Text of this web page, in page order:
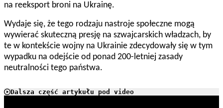
na reeksport broni na Ukrainę.
Wydaje się, że tego rodzaju nastroje społeczne mogą
wywierać skuteczną presję na szwajcarskich władzach, by
te w kontekście wojny na Ukrainie zdecydowały się w tym
wypadku na odejście od ponad 200-letniej zasady
neutralności tego państwa.
Dalsza część artykułu pod video